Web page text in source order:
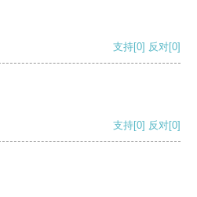
支持[0] 反对[0]
支持[0] 反对[0]